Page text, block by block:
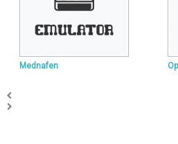
Mednafen